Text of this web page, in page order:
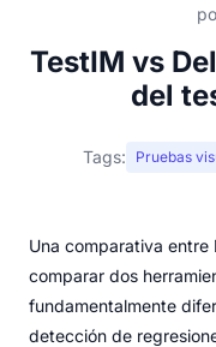
TestIM vs
del
Tags: Pruebas
Una comparativa entre
comparar dos
fundamentalmente
detección de